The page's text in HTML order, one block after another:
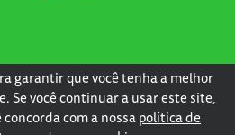
garantir que você tenha a melhor
Se você continuar a usar este site,
com a nossapolítica de